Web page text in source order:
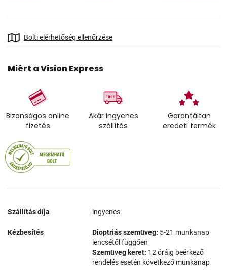
Bolti elérhetőség ellenőrzése
Miért a Vision Express
Bizonságos online
fizetés
Akár ingyenes
szállítás
Garantáltan
eredeti termék
Szállítás díja ingyenes
Kézbesítés Dioptriás szemüveg: 5-21 munkanap
lencsétől függően
Szemüveg keret: 12 óráig beérkező
rendelés esetén következő munkanap